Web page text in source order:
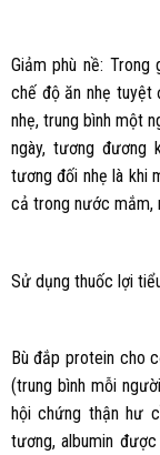
Giảm phù nề:
chế độ ăn nhẹ tuyệt
nhẹ, trung bình một
ngày, tương đương
tương đối nhẹ là khi
cả trong nước mắm,
Sử dụng thuốc lợi
Bù đắp protein cho
(trung bình mỗi
hội chứng thận hư
tương, albumin